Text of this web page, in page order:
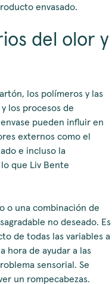
envasado.
del olor y
los polímeros y las
los procesos de
pueden influir en
externos como el
e incluso la
que Liv Bente
o una combinación de
no deseado. Es
de todas las variables a
hora de ayudar a las
sensorial. Se
un rompecabezas.